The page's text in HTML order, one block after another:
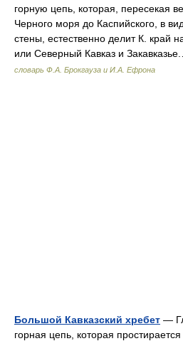
горную цепь, которая, пересекая
Черного моря до Каспийского, в
стены, естественно делит К. край
или Северный Кавказ и
словарь Ф.А. Брокгауза и И.А. Ефрона
Большой Кавказский хребет —
горная цепь, которая